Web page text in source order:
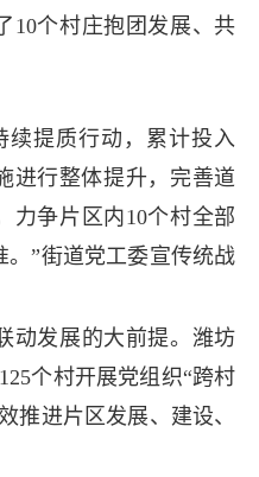
10个村庄抱团发展、共
提质行动，累计投入
进行整体提升，完善道
力争片区内10个村全部
”街道党工委宣传统战
发展的大前提。潍坊
个村开展党组织“跨村
推进片区发展、建设、